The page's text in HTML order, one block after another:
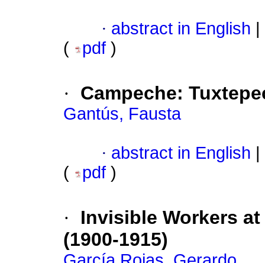
· abstract in English
(
pdf )
· Campeche:
Gantús, Fausta
· abstract in English
(
pdf )
·
Invisible Workers
(1900-1915)